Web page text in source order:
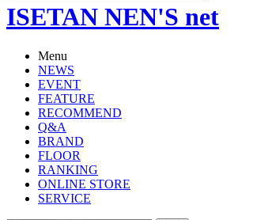
ISETAN NEN'S net
Menu
NEWS
EVENT
FEATURE
RECOMMEND
Q&A
BRAND
FLOOR
RANKING
ONLINE STORE
SERVICE